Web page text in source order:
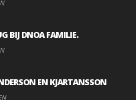
BIJ DNOA FAMILIE.
EN KJARTANSSON